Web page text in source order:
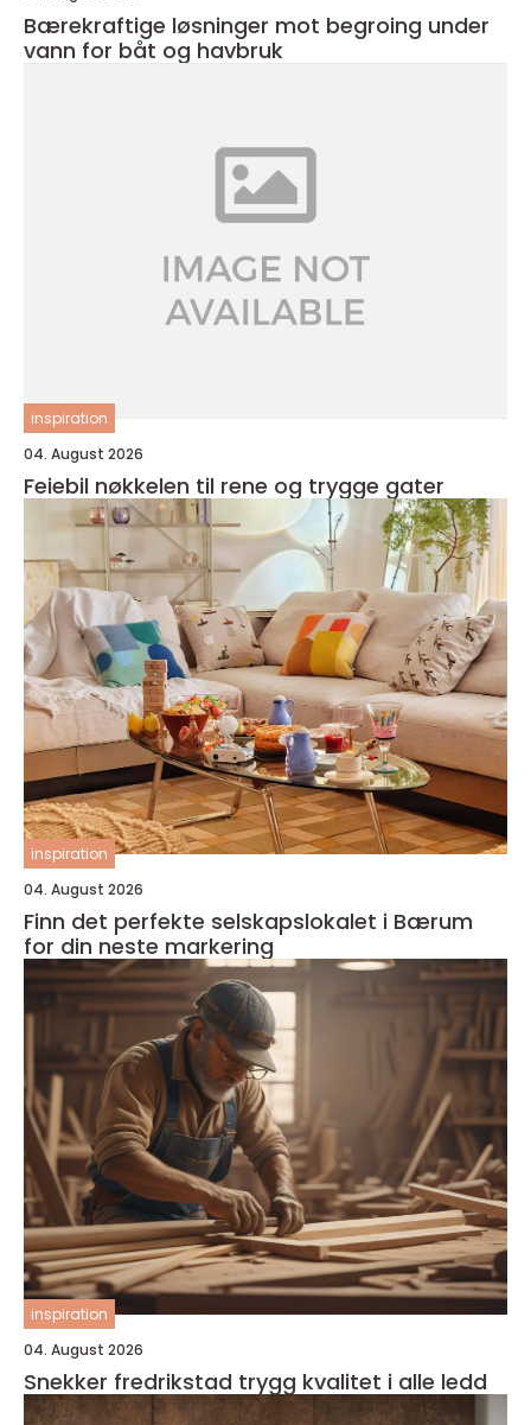
Bærekraftige løsninger mot begroing under
vann for båt og havbruk
inspiration
04. August 2026
Feiebil nøkkelen til rene og trygge gater
inspiration
04. August 2026
Finn det perfekte selskapslokalet i Bærum
for din neste markering
inspiration
04. August 2026
Snekker fredrikstad trygg kvalitet i alle ledd